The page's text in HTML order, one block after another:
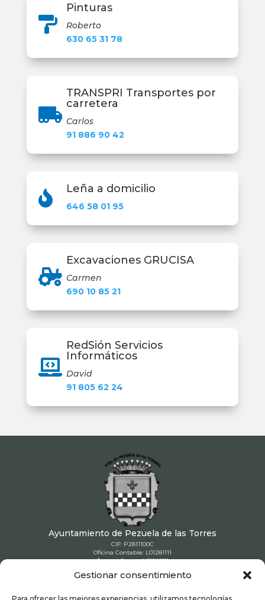
Gestionar consentimiento

Pinturas
Roberto
630 65 31 78

TRANSPRI Transportes por
carretera
Carlos
91 886 90 42

Leña a domicilio
646 58 01 95

Excavaciones GRUCISA
Carmen
690 10 85 21

RedSión Servicios
Informáticos
David
91 805 62 24
Ayuntamiento de Pezuela de las Torres
CIF: P2811100C
Oficina Contable: L01281111
Órgano Gestor: L01281111
 91 886 90 80